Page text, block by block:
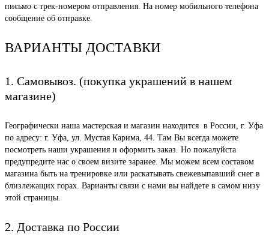
письмо с трек-номером отправления. На номер мобильного телефона
сообщение об отправке.
ВАРИАНТЫ ДОСТАВКИ
1. Самовывоз. (покупка украшений в нашем
магазине)
Географически наша мастерская и магазин находится в России, г. Уфа
по адресу: г. Уфа, ул. Мустая Карима, 44. Там Вы всегда можете
посмотреть наши украшения и оформить заказ. Но пожалуйста
предупредите нас о своем визите заранее. Мы можем всем составом
магазина быть на тренировке или раскатывать свежевыпавший снег в
близлежащих горах. Варианты связи с нами вы найдете в самом низу
этой страницы.
2. Доставка по России